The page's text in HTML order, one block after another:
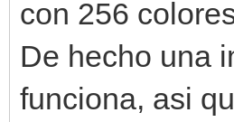
con 256
De hecho una
funciona, asi